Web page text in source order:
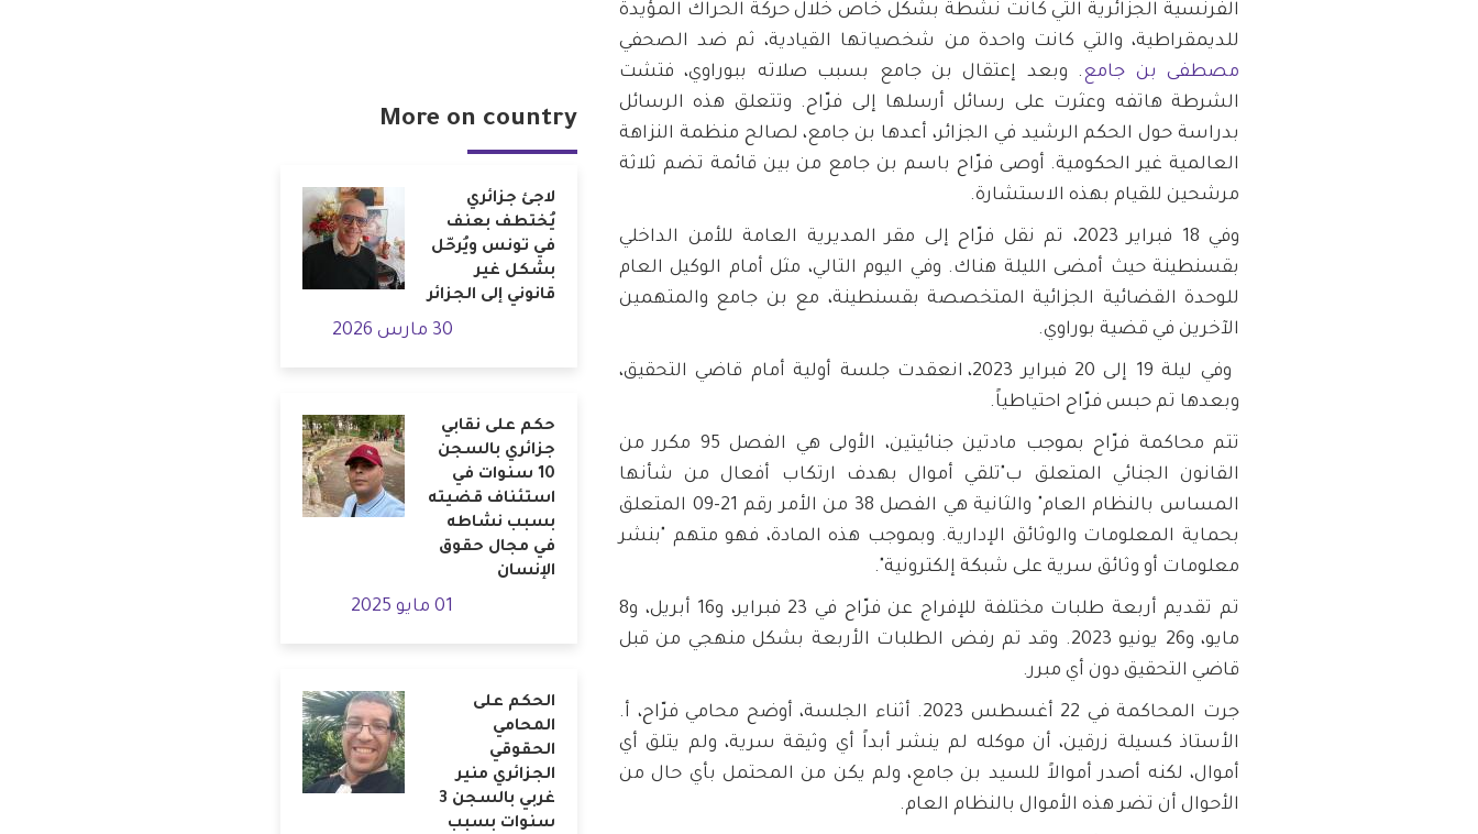
الفرنسية الجزائرية التي كانت نشطة بشكل خاص خلال حركة الحراك المؤيدة
للديمقراطية، والتي كانت واحدة من شخصياتها القيادية، ثم ضد الصحفي
مصطفى بن جامع . وبعد إعتقال بن جامع بسبب صلاته ببوراوي، فتشت
الشرطة هاتفه وعثرت على رسائل أرسلها إلى فرّاح. وتتعلق هذه الرسائل
بدراسة حول الحكم الرشيد في الجزائر، أعدها بن جامع، لصالح منظمة النزاهة
العالمية غير الحكومية. أوصى فرّاح باسم بن جامع من بين قائمة تضم ثلاثة
مرشحين للقيام بهذه الاستشارة.
وفي 18 فبراير 2023، تم نقل فرّاح إلى مقر المديرية العامة للأمن الداخلي
بقسنطينة حيث أمضى الليلة هناك. وفي اليوم التالي، مثل أمام الوكيل العام
للوحدة القضائية الجزائية المتخصصة بقسنطينة، مع بن جامع والمتهمين
الآخرين في قضية بوراوي.
وفي ليلة 19 إلى 20 فبراير 2023، انعقدت جلسة أولية أمام قاضي التحقيق،
وبعدها تم حبس فرّاح احتياطياً.
تتم محاكمة فرّاح بموجب مادتين جنائيتين، الأولى هي الفصل 95 مكرر من
القانون الجنائي المتعلق ب"تلقي أموال بهدف ارتكاب أفعال من شأنها
المساس بالنظام العام" والثانية هي الفصل 38 من الأمر رقم 21-09 المتعلق
بحماية المعلومات والوثائق الإدارية. وبموجب هذه المادة، فهو متهم "بنشر
معلومات أو وثائق سرية على شبكة إلكترونية".
تم تقديم أربعة طلبات مختلفة للإفراج عن فرّاح في 23 فبراير، و16 أبريل، و8
مايو، و26 يونيو 2023. وقد تم رفض الطلبات الأربعة بشكل منهجي من قبل
قاضي التحقيق دون أي مبرر.
جرت المحاكمة في 22 أغسطس 2023. أثناء الجلسة، أوضح محامي فرّاح، أ.
الأستاذ كسيلة زرقين، أن موكله لم ينشر أبداً أي وثيقة سرية، ولم يتلق أي
أموال، لكنه أصدر أموالاً للسيد بن جامع، ولم يكن من المحتمل بأي حال من
الأحوال أن تضر هذه الأموال بالنظام العام.
More on country
لاجئ جزائري
يُختطف بعنف
في تونس ويُرحّل
بشكل غير
قانوني إلى الجزائر
30 مارس 2026
حكم على نقابي
جزائري بالسجن
10 سنوات في
استئناف قضيته
بسبب نشاطه
في مجال حقوق
الإنسان
01 مايو 2025
الحكم على
المحامي
الحقوقي
الجزائري منير
غربي بالسجن 3
سنوات بسبب